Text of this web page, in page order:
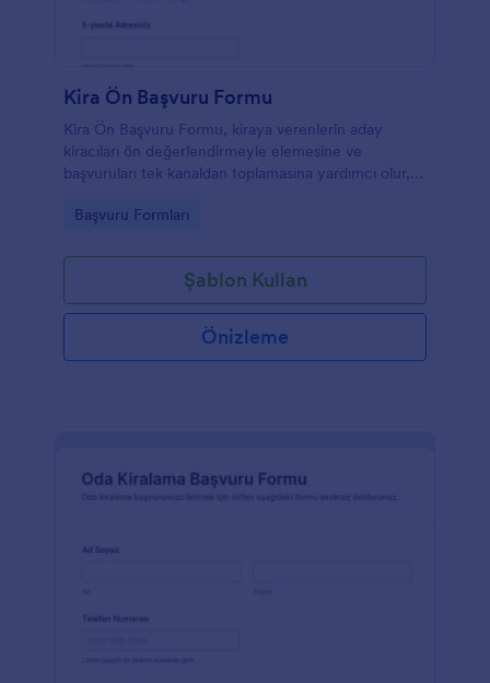
Kira Ön Başvuru Formu
Kira Ön Başvuru Formu, kiraya verenlerin aday
kiracıları ön değerlendirmeyle elemesine ve
başvuruları tek kanaldan toplamasına yardımcı olur,
Go to Category:
Başvuru Formları
Şablon Kullan
Önizleme